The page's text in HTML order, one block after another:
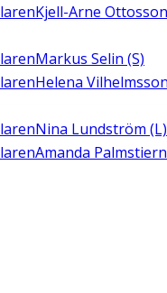
Kjell-Arne Ottosson
Markus Selin (S)
Helena
Nina Lundström (L)
Amanda